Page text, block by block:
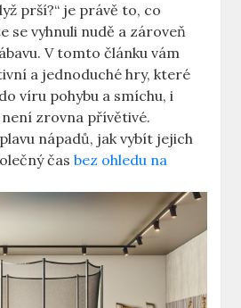
prší?“ je právě to, co
se vyhnuli nudě a zároveň
V tomto článku vám
a jednoduché hry, které
víru pohybu a smíchu, i
zrovna přívětivé.
nápadů, jak vybít jejich
časbez ohledu na